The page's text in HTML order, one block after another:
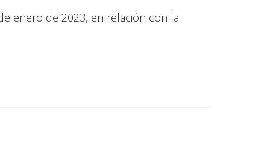
enero de 2023, en relación con la